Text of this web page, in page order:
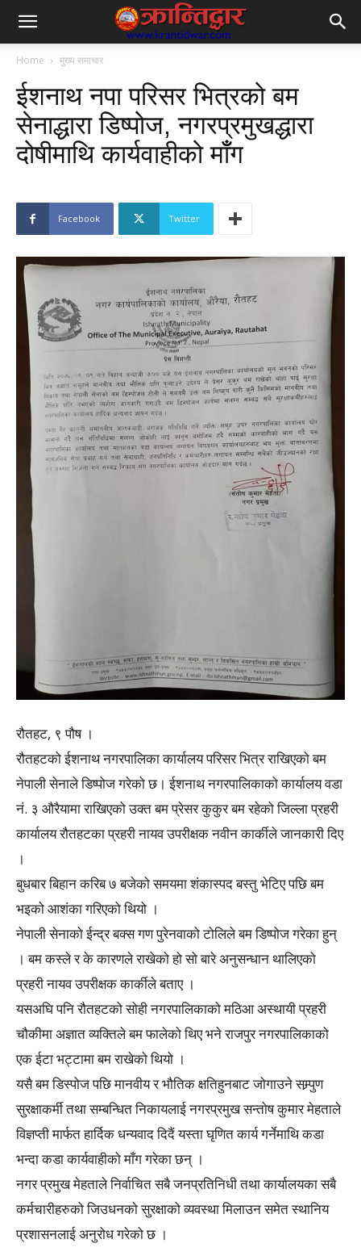
Home मुख्य समाचार
ईशनाथ नपा परिसर भित्रको बम
सेनाद्धारा डिष्पोज, नगरप्रमुखद्धारा
दोषीमाथि कार्यवाहीको माँँग
Facebook Twitter
रौतहट, ९ पौष ।
रौतहटको ईशनाथ नगरपालिका कार्यालय परिसर भित्र राखिएको बम
नेपाली सेनाले डिष्पोज गरेको छ। ईशनाथ नगरपालिकाको कार्यालय वडा
नं. ३ औरैयामा राखिएको उक्त बम प्रेसर कुकुर बम रहेको जिल्ला प्रहरी
कार्यालय रौतहटका प्रहरी नायव उपरीक्षक नवीन कार्कीले जानकारी दिए
।
बुधबार बिहान करिब ७ बजेको समयमा शंकास्पद बस्तु भेटिए पछि बम
भइको आशंका गरिएको थियो ।
नेपाली सेनाको ईन्द्र बक्स गण पुरेनवाको टोलिले बम डिष्पोज गरेका हुन्
। बम कस्ले र के कारणले राखेको हो सो बारे अनुसन्धान थालिएको
प्रहरी नायव उपरीक्षक कार्कीले बताए ।
यसअघि पनि रौतहटको सोही नगरपालिकाको मठिआ अस्थायी प्रहरी
चौकीमा अज्ञात व्यक्तिले बम फालेको थिए भने राजपुर नगरपालिकाको
एक ईटा भट्टामा बम राखेको थियो ।
यसै बम डिस्पोज पछि मानवीय र भौतिक क्षतिहुनबाट जोगाउने सम्र्पुण
सुरक्षाकर्मी तथा सम्बन्धित निकायलाई नगरप्रमुख सन्तोष कुमार मेहताले
विज्ञप्ती मार्फत हार्दिक धन्यवाद दिदैं यस्ता घृणित कार्य गर्नेमाथि कडा
भन्दा कडा कार्यवाहीको माँग गरेका छन् ।
नगर प्रमुख मेहताले निर्वाचित सबै जनप्रतिनिधी तथा कार्यालयका सबै
कर्मचारीहरुको जिउधनको सुरक्षाको व्यवस्था मिलाउन समेत स्थानिय
प्रशासनलाई अनुरोध गरेको छ ।